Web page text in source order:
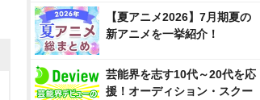
【夏アニメ2026】7月期夏の
新アニメを一挙紹介！
芸能界を志す10代～20代を応
援！オーディション・スクー